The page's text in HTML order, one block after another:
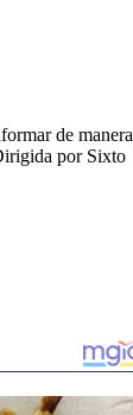
de manera
por Sixto